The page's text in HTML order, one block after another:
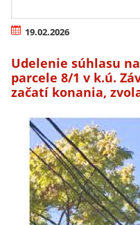
19.02.2026
Udelenie súhlasu
parcele 8/1 v k.ú.
začatí konania,